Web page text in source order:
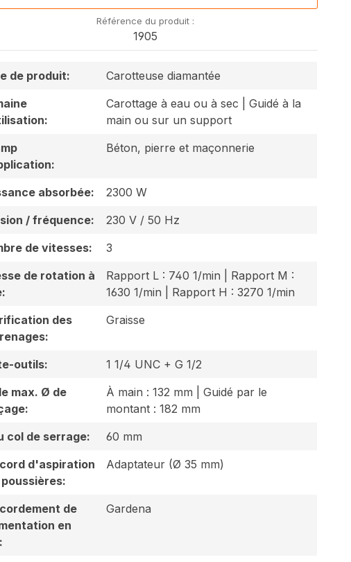
Référence du produit :
1905
de produit:
Carotteuse diamantée
Carottage à eau ou à sec | Guidé à la
main ou sur un support
Béton, pierre et maçonnerie
absorbée:
2300 W
/ fréquence:
230 V / 50 Hz
de vitesses:
3
de rotation à
Rapport L : 740 1/min | Rapport M :
1630 1/min | Rapport H : 3270 1/min
des
Graisse
outils:
1 1/4 UNC + G 1/2
max. Ø de
À main : 132 mm | Guidé par le
montant : 182 mm
col de serrage:
60 mm
d'aspiration
Adaptateur (Ø 35 mm)
de
en
Gardena